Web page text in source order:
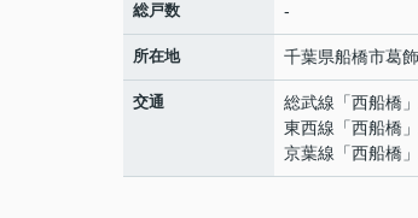
総戸数 -
所在地 千葉県船橋市葛
交通 総武線 「西船橋
東西線 「西船橋
京葉線 「西船橋